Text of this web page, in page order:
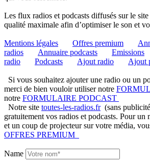
Les flux radios et podcasts diffusés sur le
qualité maximale afin d’optimiser le son et
Mentions légales Offres premium
radios
Annuaire podcasts
Emissions
radio
Podcasts Ajout radio Ajout
Si vous souhaitez ajouter une radio ou un
merci de bien vouloir utiliser notre
notre FORMULAIRE PODCAST
Notre site toutes-les-radios.fr(sans
gratuitement vos radios et podcasts. Pour un
et un coup de projecteur sur votre média,
OFFRES PREMIUM
Name